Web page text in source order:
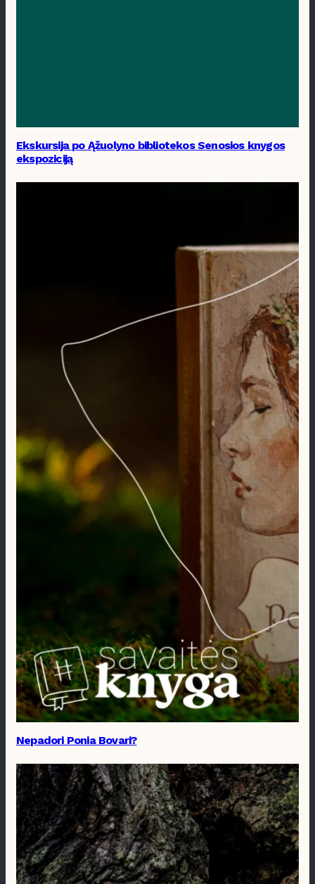
Ekskursija po Ąžuolyno bibliotekos Senosios knygos
ekspoziciją
Nepadori Ponia Bovari?